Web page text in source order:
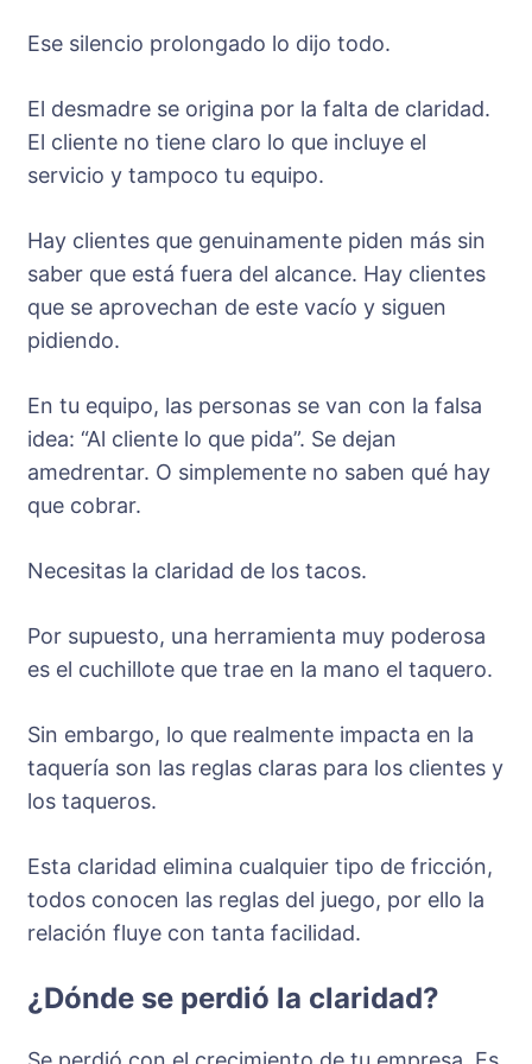
Ese silencio prolongado lo dijo todo.
El desmadre se origina por la falta de claridad.
El cliente no tiene claro lo que incluye el
servicio y tampoco tu equipo.
Hay clientes que genuinamente piden más sin
saber que está fuera del alcance. Hay clientes
que se aprovechan de este vacío y siguen
pidiendo.
En tu equipo, las personas se van con la falsa
idea: “Al cliente lo que pida”. Se dejan
amedrentar. O simplemente no saben qué hay
que cobrar.
Necesitas la claridad de los tacos.
Por supuesto, una herramienta muy poderosa
es el cuchillote que trae en la mano el taquero.
Sin embargo, lo que realmente impacta en la
taquería son las reglas claras para los clientes y
los taqueros.
Esta claridad elimina cualquier tipo de fricción,
todos conocen las reglas del juego, por ello la
relación fluye con tanta facilidad.
¿Dónde se perdió la claridad?